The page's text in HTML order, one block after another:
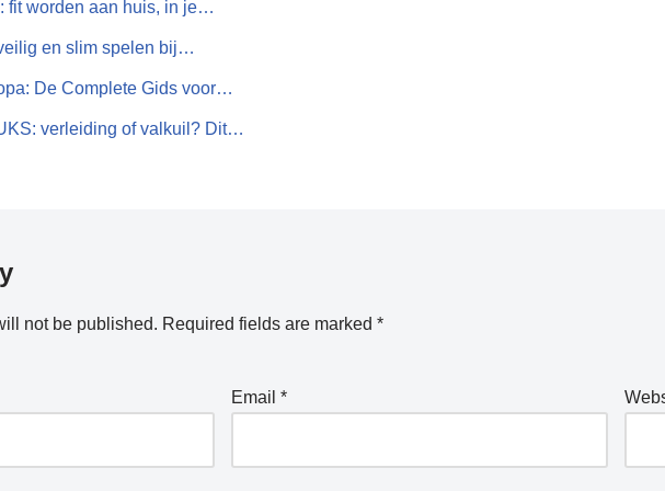
fit worden aan huis, in je…
en slim spelen bij…
De Complete Gids voor…
verleiding of valkuil? Dit…
not be published. Required fields are marked *
Email*